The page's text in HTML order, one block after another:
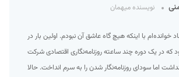
نویسنده میهمان
خوانده‌ام با اینکه هیچ گاه عاشق آن نبودم. اولین بار در
که در یک دوره چند ساعته روزنامه‌نگاری اقتصادی شرکت
اما سودای روزنامه‌نگار شدن را به سرم انداخت. حالا